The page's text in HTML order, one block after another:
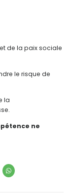
de la paix sociale
le risque de
la
ne